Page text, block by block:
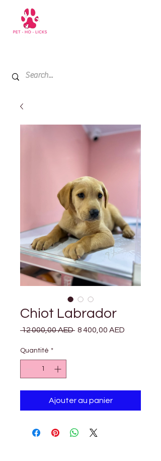
Chiot Labrador
12 000,00 AED Prix
8 400,00 AED
Quantité *
Ajouter au panier